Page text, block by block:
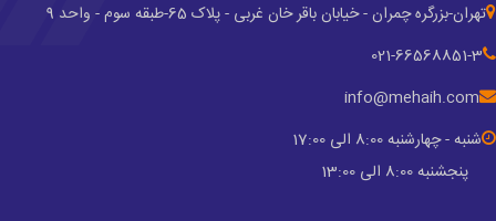
تهران-بزرگره چمران - خیابان باقر خان غربی - پلاک 65-طبقه سوم - واحد 9
021-66568851-3
info@mehaih.com
شنبه - چهارشنبه 8:00 الی 17:00
پنجشنبه 8:00 الی 13:00